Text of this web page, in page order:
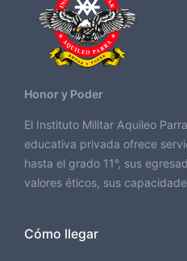
Honor y Poder
El Instituto Militar Aquileo
educativa privada ofrece
hasta el grado 11°, sus
valores éticos, sus
Cómo llegar